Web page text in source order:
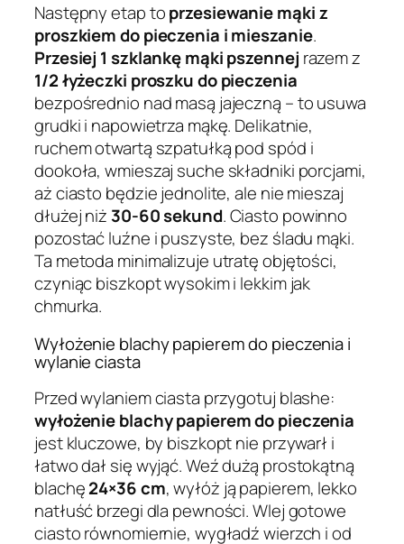
Następny etap toprzesiewanie mąki z
proszkiem do pieczenia i mieszanie.
Przesiej 1 szklankę mąki pszennej razem z
1/2 łyżeczki proszku do pieczenia
bezpośrednio nad masą jajeczną – to usuwa
grudki i napowietrza mąkę. Delikatnie,
ruchem otwartą szpatułką pod spód i
dookoła, wmieszaj suche składniki porcjami,
aż ciasto będzie jednolite, ale nie mieszaj
dłużej niż 30-60 sekund. Ciasto powinno
pozostać luźne i puszyste, bez śladu mąki.
Ta metoda minimalizuje utratę objętości,
czyniąc biszkopt wysokim i lekkim jak
chmurka.
Wyłożenie blachy papierem do pieczenia i
wylanie ciasta
Przed wylaniem ciasta przygotuj blashe:
wyłożenie blachy papierem do pieczenia
jest kluczowe, by biszkopt nie przywarł i
łatwo dał się wyjąć. Weź dużą prostokątną
blachę24×36 cm, wyłóż ją papierem, lekko
natłuść brzegi dla pewności. Wlej gotowe
ciasto równomiernie, wygładź wierzch i od